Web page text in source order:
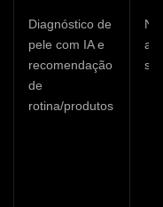
Diagnóstico de
pele com IA e
recomendação
de
rotina/produtos